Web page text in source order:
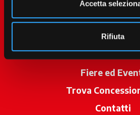
Accetta
Rifiuta
Servizi
Promozioni
News
Fiere ed
Trova
Contatti